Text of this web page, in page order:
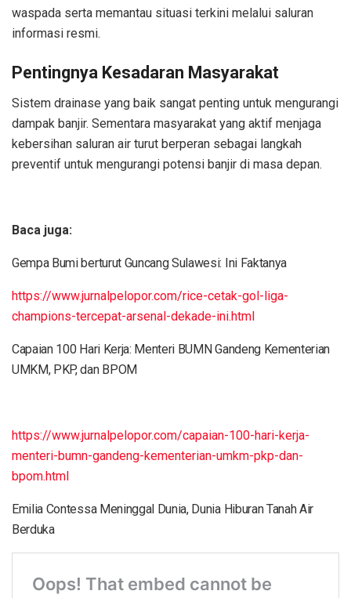
waspada serta memantau situasi terkini melalui saluran
informasi resmi.
Pentingnya Kesadaran Masyarakat
Sistem drainase yang baik sangat penting untuk mengurangi
dampak banjir. Sementara masyarakat yang aktif menjaga
kebersihan saluran air turut berperan sebagai langkah
preventif untuk mengurangi potensi banjir di masa depan.
Baca juga:
Gempa Bumi berturut Guncang Sulawesi: Ini Faktanya
https://www.jurnalpelopor.com/rice-cetak-gol-liga-
champions-tercepat-arsenal-dekade-ini.html
Capaian 100 Hari Kerja: Menteri BUMN Gandeng Kementerian
UMKM, PKP, dan BPOM
https://www.jurnalpelopor.com/capaian-100-hari-kerja-
menteri-bumn-gandeng-kementerian-umkm-pkp-dan-
bpom.html
Emilia Contessa Meninggal Dunia, Dunia Hiburan Tanah Air
Berduka